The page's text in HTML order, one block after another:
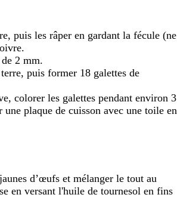
puis les râper en gardant la fécule (ne
2 mm.
puis former 18 galettes de
colorer les galettes pendant environ 3
plaque de cuisson avec une toile en
d’œufs et mélanger le tout au
en versant l'huile de tournesol en fins